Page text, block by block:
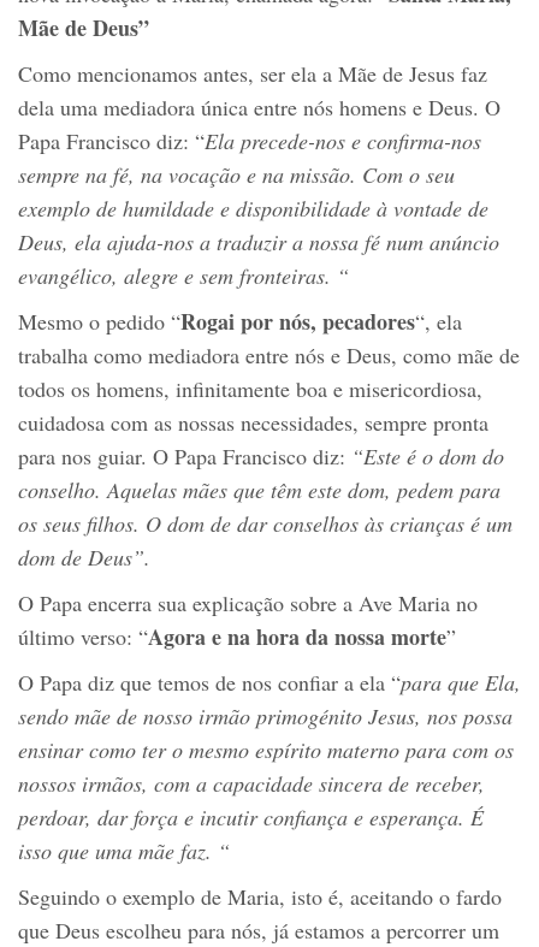
Mãe de Deus”
Como mencionamos antes, ser ela a Mãe de Jesus faz
dela uma mediadora única entre nós homens e Deus. O
Papa Francisco diz: “Ela precede-nos e confirma-nos
sempre na fé, na vocação e na missão. Com o seu
exemplo de humildade e disponibilidade à vontade de
Deus, ela ajuda-nos a traduzira nossa fé num anúncio
evangélico, alegre e sem fronteiras. “
Mesmo o pedido “Rogai pornós, pecadores“, ela
trabalha como mediadora entre nós e Deus, como mãe de
todos os homens, infinitamente boa e misericordiosa,
cuidadosa com as nossas necessidades, sempre pronta
para nos guiar. O Papa Francisco diz: “Este é o dom do
conselho. Aquelas mães que têm este dom, pedem para
os seus filhos. O dom de dar conselhos às crianças é um
dom de Deus”.
O Papa encerra sua explicação sobre a Ave Maria no
último verso: “Agora e na hora da nossa morte”
O Papa diz que temos de nos confiar a ela “para que Ela,
sendo mãe de nosso irmão primogénito Jesus, nos possa
ensinar como ter o mesmo espírito materno para com os
nossos irmãos, com a capacidade sincera de receber,
perdoar, dar força e incutir confiança e esperança. É
isso que uma mãe faz. “
Seguindo o exemplo de Maria, isto é, aceitando o fardo
que Deus escolheu para nós, já estamos a percorrer um